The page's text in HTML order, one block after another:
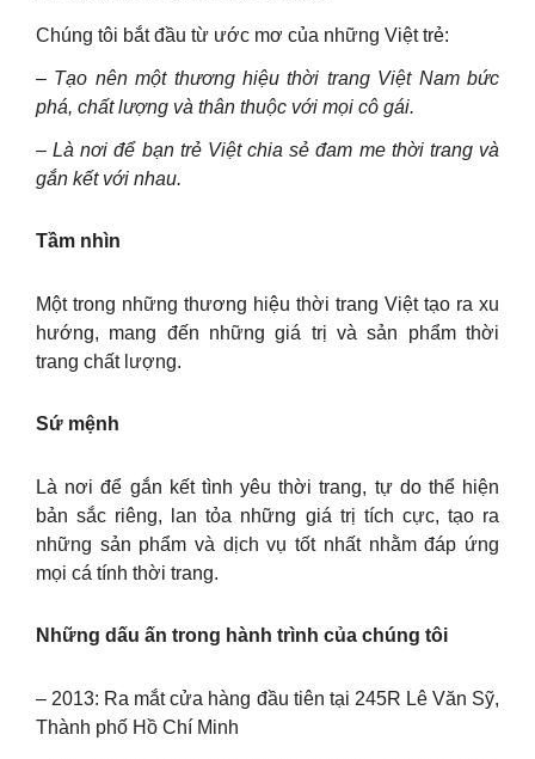
Chúng tôi bắt đầu từ ước mơ của những Việt trẻ:
– Tạo nên một thương hiệu thời trang Việt Nam bức
phá, chất lượng và thân thuộc với mọi cô gái.
– Là nơi để bạn trẻ Việt chia sẻ đam me thời trang và
gắn kết với nhau.
Tầm nhìn
Một trong những thương hiệu thời trang Việt tạo ra xu
hướng, mang đến những giá trị và sản phẩm thời
trang chất lượng.
Sứ mệnh
Là nơi để gắn kết tình yêu thời trang, tự do thể hiện
bản sắc riêng, lan tỏa những giá trị tích cực, tạo ra
những sản phẩm và dịch vụ tốt nhất nhằm đáp ứng
mọi cá tính thời trang.
Những dấu ấn trong hành trình của chúng tôi
– 2013: Ra mắt cửa hàng đầu tiên tại 245R Lê Văn Sỹ,
Thành phố Hồ Chí Minh